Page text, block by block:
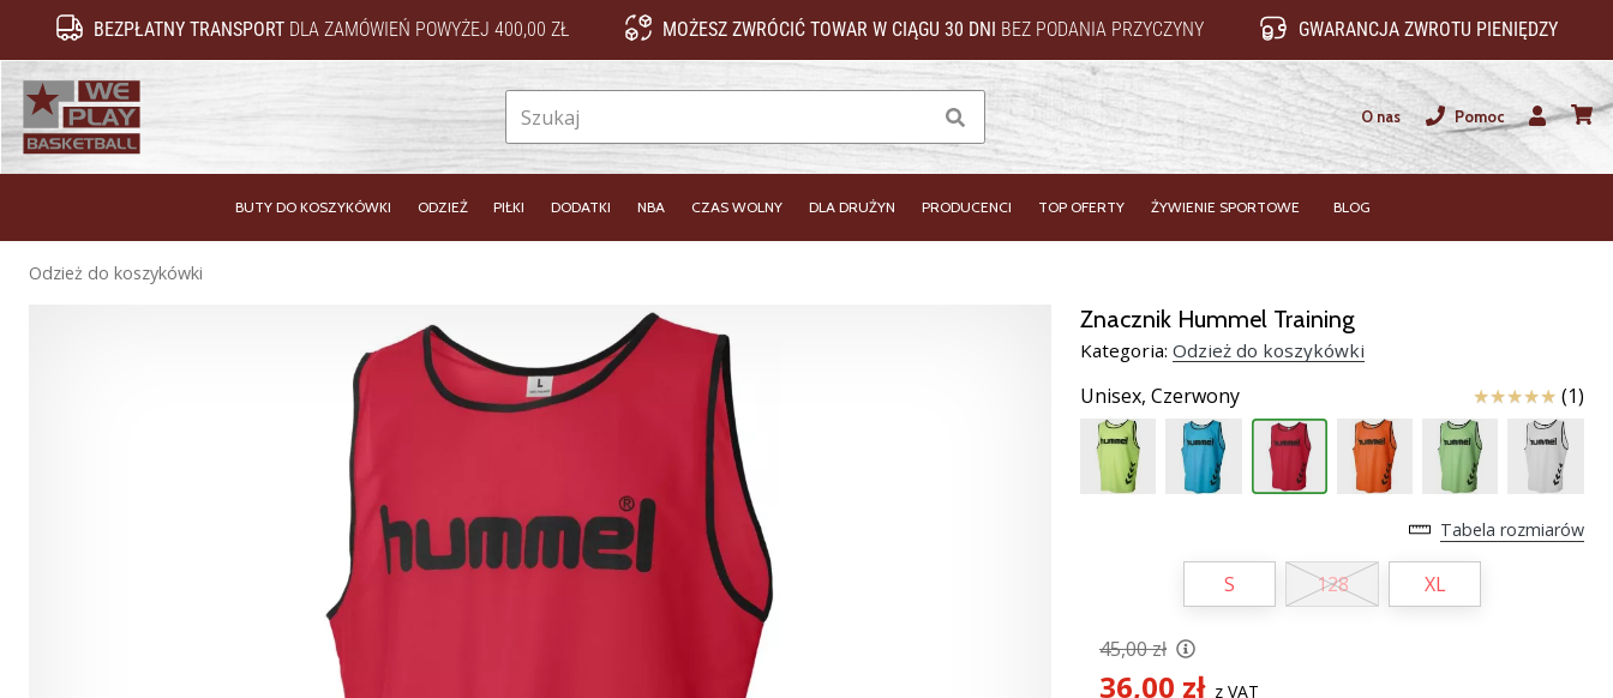
BEZPŁATNY TRANSPORT DLA ZAMÓWIEŃ POWYŻEJ 400,00 ZŁ MOŻESZ ZWRÓCIĆ TOWAR W CIĄGU 30 DNI BEZ PODANIA PRZYCZYNY GWARANCJA ZWROTU PIENIĘDZY
Szukaj O nas
Pomoc
Użytkownik
BUTY DO KOSZYKÓWKI ODZIEŻ PIŁKI DODATKI NBA CZAS WOLNY DLA DRUŻYN PRODUCENCI TOP OFERTY ŻYWIENIE SPORTOWE BLOG
Odzież do koszykówki
Znacznik Hummel Training
Kategoria: Odzież do koszykówki
Unisex, Czerwony Ocena (1)
Tabela rozmiarów
S 128 XL
45,00 zł
36,00 zł z VAT